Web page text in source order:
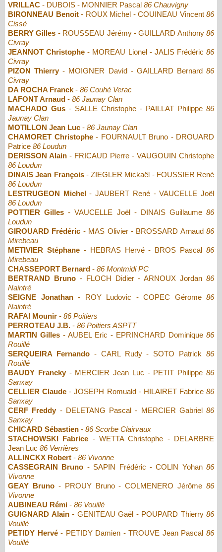
VRILLAC - DUBOIS - MONNIER Pascal 86 Chauvigny
BIRONNEAU Benoit- ROUX Michel - COUINEAU Vincent 86
Cissé
BERRY Gilles - ROUSSEAU Jérémy - GUILLARD Anthony 86
Civray
JEANNOT Christophe - MOREAU Lionel - JALIS Frédéric 86
Civray
PIZON Thierry- MOIGNER David - GAILLARD Bernard 86
Civray
DA ROCHA Franck - 86 Couhé Verac
LAFONT Arnaud - 86 Jaunay Clan
MACHADO Gus - SALLE Christophe - PAILLAT Philippe 86
Jaunay Clan
MOTILLON Jean Luc - 86 Jaunay Clan
CHAMORET Christophe- FOURNAULT Bruno - DROUARD
Patrice 86 Loudun
DERISSON Alain - FRICAUD Pierre - VAUGOUIN Christophe
86 Loudun
DINAIS Jean François- ZIEGLER Mickaël - FOUSSIER René
86 Loudun
LESTRUGEON Michel- JAUBERT René - VAUCELLE Joël
86 Loudun
POTTIER Gilles - VAUCELLE Joël - DINAIS Guillaume 86
Loudun
GIROUARD Frédéric - MAS Olivier - BROSSARD Arnaud 86
Mirebeau
METIVIER Stéphane- HEBRAS Hervé - BROS Pascal 86
Mirebeau
CHASSEPORT Bernard - 86 Montmidi PC
BERTRAND Bruno- FLOCH Didier - ARNOUX Jordan 86
Naintré
SEIGNE Jonathan- ROY Ludovic - COPEC Gérome 86
Naintré
RAFAI Mounir - 86 Poitiers
PERROTEAU J.B. - 86 Poitiers ASPTT
MARTIN Gilles - AUBEL Eric - EPRINCHARD Dominique 86
Rouillé
SERQUEIRA Fernando- CARL Rudy - SOTO Patrick 86
Rouillé
BAUDY Francky- MERCIER Jean Luc - PETIT Philippe86
Sanxay
CELLIER Claude - JOSEPH Romuald - HILAIRET Fabrice 86
Sanxay
CERF Freddy- DELETANG Pascal - MERCIER Gabriel 86
Sanxay
CHICARD Sébastien - 86 Scorbe Clairvaux
STACHOWSKI Fabrice - WETTA Christophe - DELARBRE
Jean Luc 86 Verrières
ALLINCKX Robert - 86 Vivonne
CASSEGRAIN Bruno - SAPIN Frédéric - COLIN Yohan 86
Vivonne
GEAY Bruno- PROUY Bruno - COLMENERO Jérôme 86
Vivonne
AUBINEAU Rémi - 86 Vouillé
GUIGNARD Alain- GENITEAU Gaël - POUPARD Thierry 86
Vouillé
PETIDY Hervé- PETIDY Damien - TROUVE Jean Pascal86
Vouillé